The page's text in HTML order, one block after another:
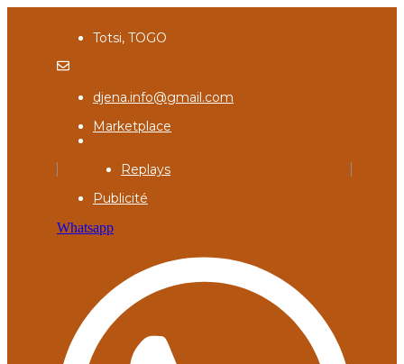
Totsi, TOGO
djena.info@gmail.com
Marketplace
Replays
Publicité
Whatsapp